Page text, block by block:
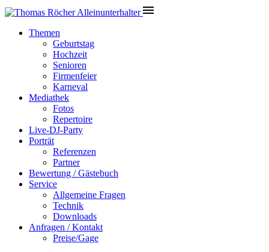
Themen
Geburtstag
Hochzeit
Senioren
Firmenfeier
Karneval
Mediathek
Fotos
Repertoire
Live-DJ-Party
Porträt
Referenzen
Partner
Bewertung / Gästebuch
Service
Allgemeine Fragen
Technik
Downloads
Anfragen / Kontakt
Preise/Gage